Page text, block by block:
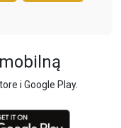
i Google Play.